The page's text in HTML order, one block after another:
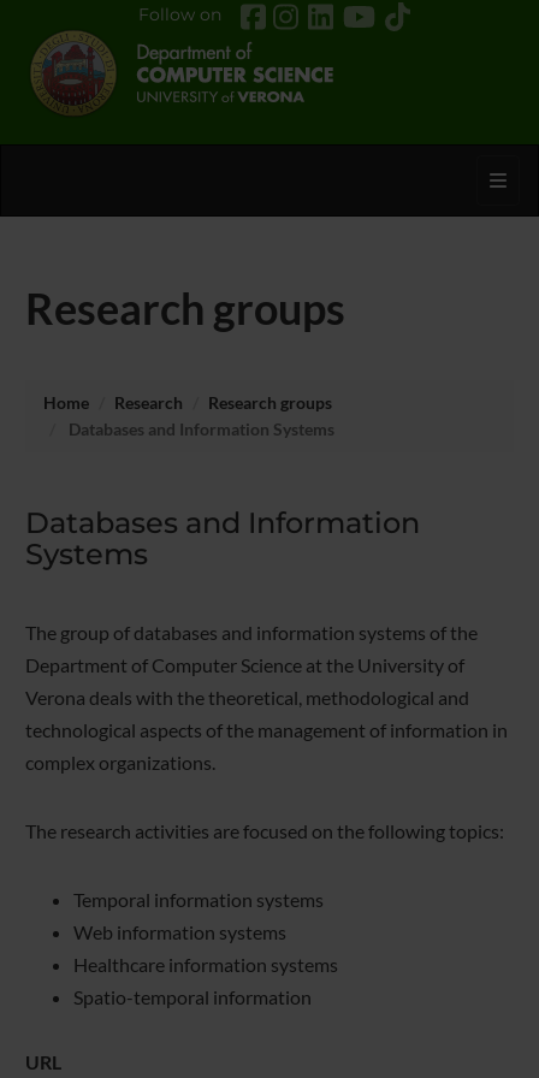
Follow on
Research groups
Home Research
Research groups
Databases and Information Systems
Databases and Information
Systems
The group of databases and information systems of the
Department of Computer Science at the University of
Verona deals with the theoretical, methodological and
technological aspects of the management of information in
complex organizations.
The research activities are focused on the following topics:
Temporal information systems
Web information systems
Healthcare information systems
Spatio-temporal information
URL